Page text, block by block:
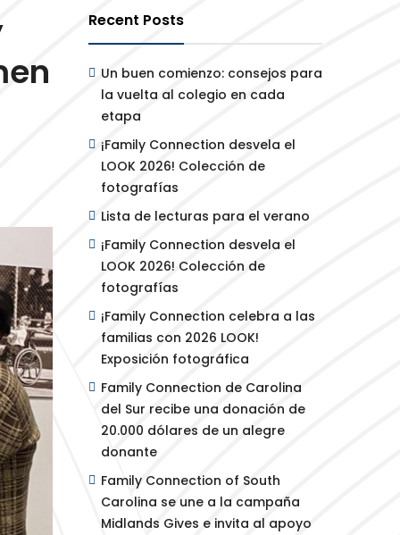
Recent Posts
Un buen comienzo: consejos para
la vuelta al colegio en cada
etapa
¡Family Connection desvela el
LOOK 2026! Colección de
fotografías
Lista de lecturas para el verano
¡Family Connection desvela el
LOOK 2026! Colección de
fotografías
¡Family Connection celebra a las
familias con 2026 LOOK!
Exposición fotográfica
Family Connection de Carolina
del Sur recibe una donación de
20.000 dólares de un alegre
donante
Family Connection of South
Carolina se une a la campaña
Midlands Gives e invita al apoyo